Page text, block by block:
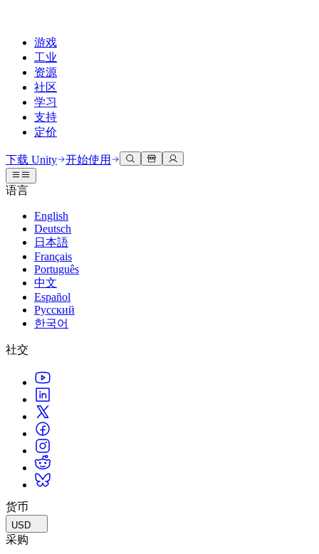
游戏
工业
资源
社区
学习
支持
定价
开发
Unity 引擎
为任何平台构建2D和3D游戏
协作
与团队协作并快速迭代
下载 Unity
计划和定价
部署
探索 Unity 支持的超过 25 个平台
常态化运营
游戏上线后的数据洞察与常态化运营
Grow
用户获取
被发现并获取移动用户
管理跨门店和D2C渠道的IAP（应用内购买）
商业化
使用案例
3D协作
实时构建和审查3D项目
沉浸式培训
在沉浸式环境中培训
客户体验
创建互动3D体验
行业
实现运营卓越
零售
将店内体验转化为在线体验
汽车
提升创新能力和车内体验
查看所有行业
技术库
文档
官方用户手册和API参考
开发者工具
发布版本和问题跟踪器
路线图
查看即将推出的功能
技术术语库
案例分析
真实成功案例
最佳实践指南
专家提示和技巧
演示
演示、示例和构建模块
所有资源
新增功能
社区中心
讨论
讨论、解决问题和连接
事件
全球和本地活动
社区故事
Made with Unity
展示Unity创作者
直播活动
Unity奖项
庆祝全球的Unity创作者
适合每个级别
Unity Learn
免费掌握Unity技能
专业培训
通过Unity培训师提升您的团队
Unity新手
准备开始
开始您的学习
你是Unity 新手？开始您的旅程
使用指南
可操作的技巧和最佳实践
教育
对于学生
开启您的职业生涯
增强您的教学
教育资助许可证
支持选项
获取帮助
帮助您在Unity中取得成功
成功计划
通过专家支持更快实现目标
常见问题解答
常见问题解答
联系我们
下载 Unity 开始使用
语言
English
Deutsch
日本語
Français
Português
中文
Español
Русский
한국어
社交
货币
USD
采购